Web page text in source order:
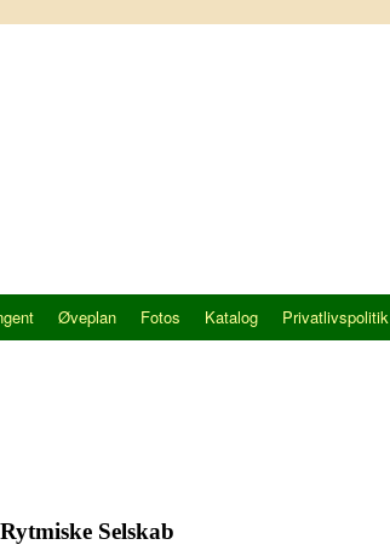
Øveplan Fotos Katalog Privatlivspolitik
Selskab